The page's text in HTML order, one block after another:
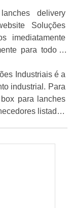
delivery
Soluções
imediatamente
para todo o
Industriais é a
industrial. Para
para lanches
listados